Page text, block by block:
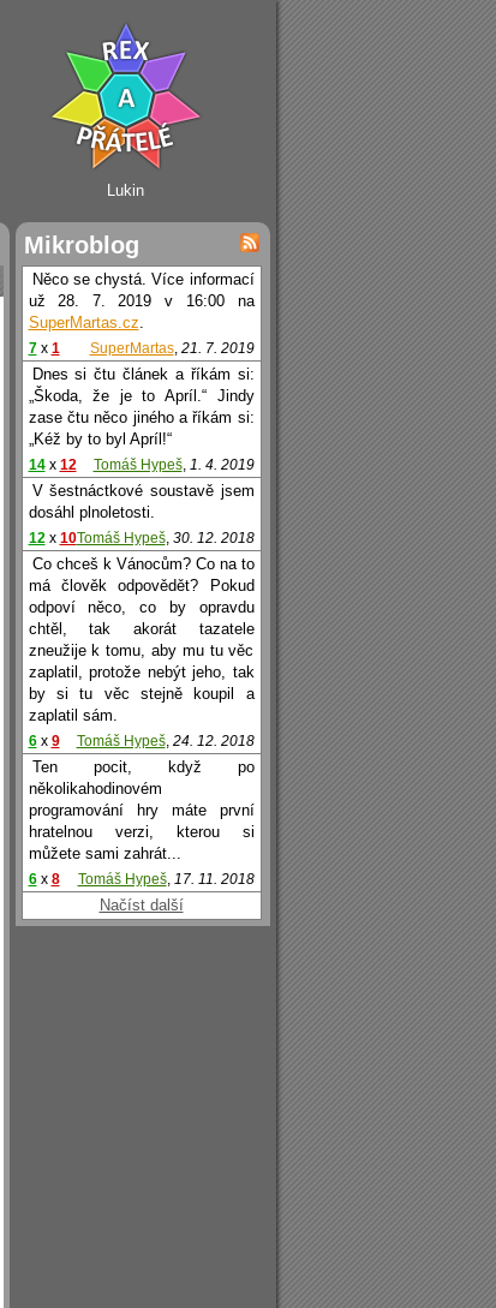
Lukin
Mikroblog
Něco se chystá. Více informací
už 28. 7. 2019 v 16:00 na
SuperMartas.cz.
7x 1 SuperMartas, 21. 7. 2019
Dnes si čtu článek a říkám si:
„Škoda, že je to Apríl.“ Jindy
zase čtu něco jiného a říkám si:
„Kéž by to byl Apríl!“
14x 12 Tomáš Hypeš, 1. 4. 2019
V šestnáctkové soustavě jsem
dosáhl plnoletosti.
12x 10Tomáš Hypeš, 30. 12. 2018
Co chceš k Vánocům? Co na to
má člověk odpovědět? Pokud
odpoví něco, co by opravdu
chtěl, tak akorát tazatele
zneužije k tomu, aby mu tu věc
zaplatil, protože nebýt jeho, tak
by si tu věc stejně koupil a
zaplatil sám.
6x 9 Tomáš Hypeš, 24. 12. 2018
Ten pocit, když po
několikahodinovém
programování hry máte první
hratelnou verzi, kterou si
můžete sami zahrát...
6x 8 Tomáš Hypeš, 17. 11. 2018
Načíst další